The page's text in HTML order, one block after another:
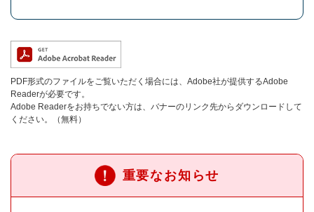
PDF形式のファイルをご覧いただく場合には、Adobe社が提供するAdobe
Readerが必要です。
Adobe Readerをお持ちでない方は、バナーのリンク先からダウンロードして
ください。（無料）
重要なお知らせ